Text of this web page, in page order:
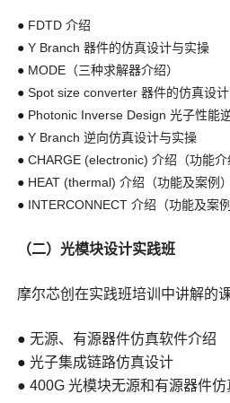
● FDTD 介绍
● Y Branch 器件的仿真设计与实操
● MODE（三种求解器介绍）
● Spot size converter 器件的仿真设计
● Photonic Inverse Design 光子性能
● Y Branch 逆向仿真设计与实操
● CHARGE (electronic) 介绍（功能介
● HEAT (thermal) 介绍（功能及案例）
● INTERCONNECT 介绍（功能及案例
（二）光模块设计实践班
摩尔芯创在实践班培训中讲解的课
● 无源、有源器件仿真软件介绍
● 光子集成链路仿真设计
● 400G 光模块无源和有源器件